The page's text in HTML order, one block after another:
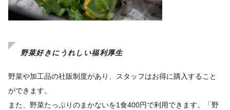
野菜好きにうれしい福利厚生
野菜や加工品の社販制度があり、スタッフはお得に購入すること
ができます。
また、野菜たっぷりのまかないを1食400円で利用できます。「野